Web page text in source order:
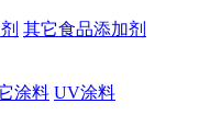
其它食品添加剂
涂料 UV涂料